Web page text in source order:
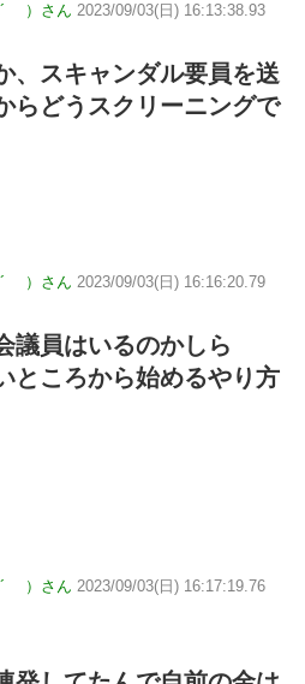
´ ）さん 2023/09/03(日) 16:13:38.93
、スキャンダル要員を送
らどうスクリーニングで
´ ）さん 2023/09/03(日) 16:16:20.79
議員はいるのかしら
ところから始めるやり方
´ ）さん 2023/09/03(日) 16:17:19.76